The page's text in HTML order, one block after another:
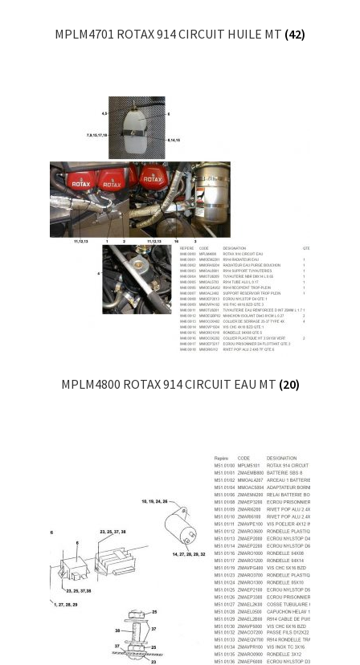
MPLM4701 ROTAX 914 CIRCUIT HUILE MT (42)
MPLM4800 ROTAX 914 CIRCUIT EAU MT (20)